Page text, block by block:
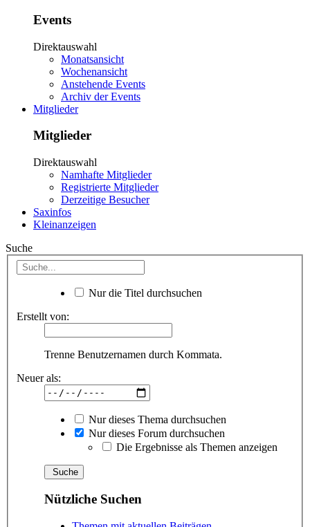
Events
Direktauswahl
Monatsansicht
Wochenansicht
Anstehende Events
Archiv der Events
Mitglieder
Mitglieder
Direktauswahl
Namhafte Mitglieder
Registrierte Mitglieder
Derzeitige Besucher
Saxinfos
Kleinanzeigen
Suche
Nur die Titel durchsuchen
Erstellt von:
Trenne Benutzernamen durch Kommata.
Neuer als:
Nur dieses Thema durchsuchen
Nur dieses Forum durchsuchen
Die Ergebnisse als Themen anzeigen
Nützliche Suchen